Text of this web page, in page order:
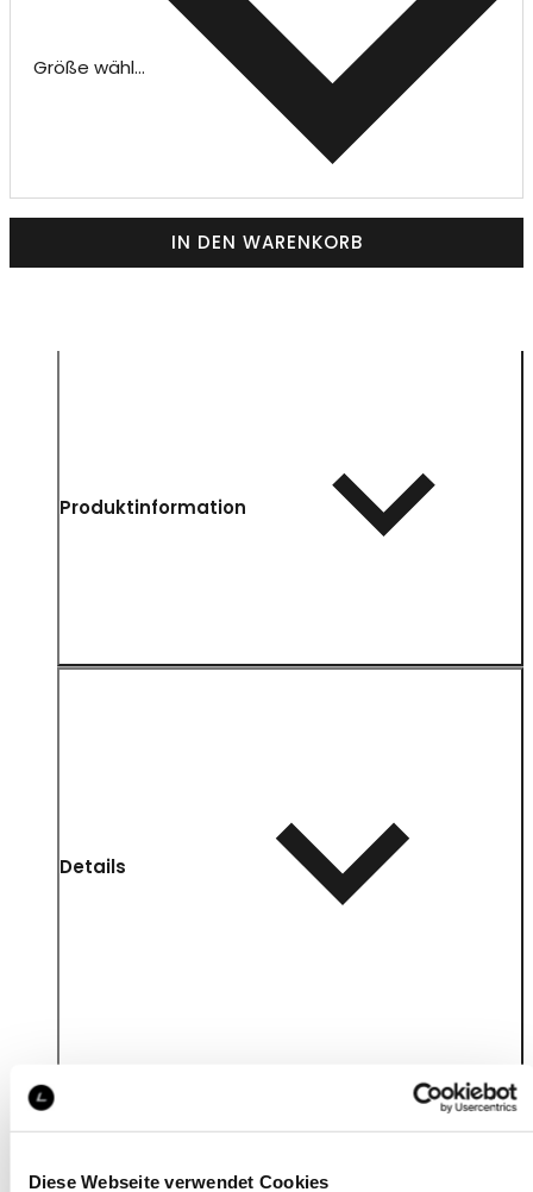
Diese Webseite verwendet Cookies
Größe wählen
IN DEN WARENKORB
Produktinformation
Details